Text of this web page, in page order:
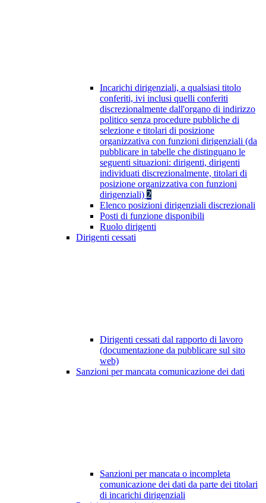
Incarichi dirigenziali, a qualsiasi titolo
conferiti, ivi inclusi quelli conferiti
discrezionalmente dall'organo di indirizzo
politico senza procedure pubbliche di
selezione e titolari di posizione
organizzativa con funzioni dirigenziali (da
pubblicare in tabelle che distinguano le
seguenti situazioni: dirigenti, dirigenti
individuati discrezionalmente, titolari di
posizione organizzativa con funzioni
dirigenziali) 2
Elenco posizioni dirigenziali discrezionali
Posti di funzione disponibili
Ruolo dirigenti
Dirigenti cessati
Dirigenti cessati dal rapporto di lavoro
(documentazione da pubblicare sul sito
web)
Sanzioni per mancata comunicazione dei dati
Sanzioni per mancata o incompleta
comunicazione dei dati da parte dei titolari
di incarichi dirigenziali